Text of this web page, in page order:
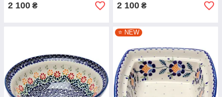
2 100 ₴ 2 100 ₴
⭐️ NEW